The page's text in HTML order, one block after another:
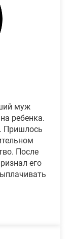
муж
ребенка.
Пришлось
После
его